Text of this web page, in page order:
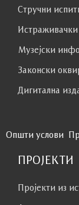
Стручни
Музејски
Законски
Дигитална
Општи услови
ПРОЈЕКТИ
Пројекти из